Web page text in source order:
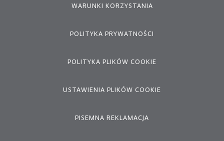
WARUNKI KORZYSTANIA
POLITYKA PRYWATNOŚCI
POLITYKA PLIKÓW COOKIE
USTAWIENIA PLIKÓW COOKIE
PISEMNA REKLAMACJA